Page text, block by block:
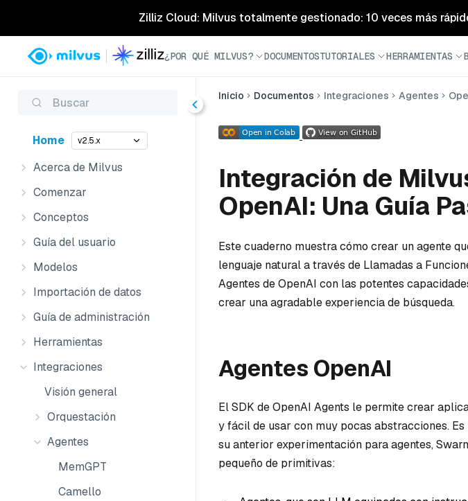
Zilliz Cloud: Milvus totalmente gestionado: 10 veces más
¿POR QUÉ MILVUS? DOCUMENTOSTUTORIALES HERRAMIENTAS
Buscar
Home v2.5.x
Acerca de Milvus
Comenzar
Conceptos
Guía del usuario
Modelos
Importación de datos
Guía de administración
Herramientas
Integraciones
Visión general
Orquestación
Agentes
MemGPT
Camello
Inicio Documentos Integraciones Agentes
Integración de
OpenAI: Una Guía
Este cuaderno muestra cómo crear un agente
lenguaje natural a través de Llamadas a
Agentes de OpenAI con las potentes
crear una agradable experiencia de búsqueda.
Agentes OpenAI
El SDK de OpenAI Agents le permite crear
y fácil de usar con muy pocas abstracciones.
su anterior experimentación para agentes,
pequeño de primitivas: